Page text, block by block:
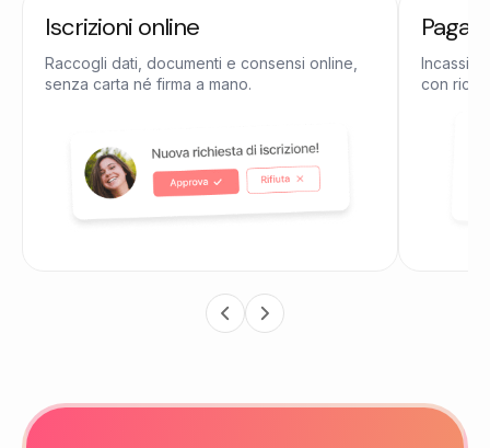
Iscrizioni online
Raccogli dati, documenti e consensi online,
senza carta né firma a mano.
Incassi
con